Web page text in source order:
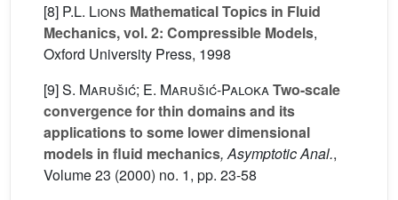
[8] P.L. Lions Mathematical Topics in Fluid
Mechanics, vol. 2: Compressible Models,
Oxford University Press, 1998
[9]S. Marušić; E. Marušić-PalokaTwo-scale
convergence for thin domains and its
applications to some lower dimensional
models in fluid mechanics, Asymptotic Anal.,
Volume 23 (2000) no. 1, pp. 23-58